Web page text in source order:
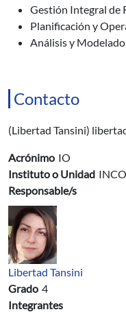
Gestión Integral de
Planificación y
Análisis y
Contacto
(Libertad Tansini)
Acrónimo IO
Instituto o Unidad INCO
Responsable/s
Libertad Tansini
Grado 4
Integrantes